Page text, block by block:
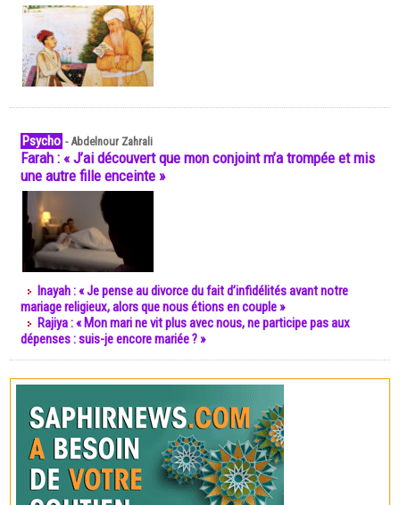
Psycho -Abdelnour Zahrali
Farah : « J’ai découvert que mon conjoint m’a trompée et mis
une autre fille enceinte »
Inayah : « Je pense au divorce du fait d’infidélités avant notre
mariage religieux, alors que nous étions en couple »
Rajiya : « Mon mari ne vit plus avec nous, ne participe pas aux
dépenses : suis-je encore mariée ? »